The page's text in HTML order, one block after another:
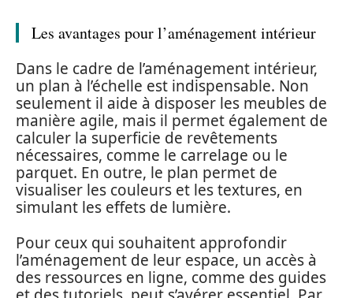
Les avantages pour l’aménagement intérieur
Dans le cadre de l’aménagement intérieur,
un plan à l’échelle est indispensable. Non
seulement il aide à disposer les meubles de
manière agile, mais il permet également de
calculer la superficie de revêtements
nécessaires, comme le carrelage ou le
parquet. En outre, le plan permet de
visualiser les couleurs et les textures, en
simulant les effets de lumière.
Pour ceux qui souhaitent approfondir
l’aménagement de leur espace, un accès à
des ressources en ligne, comme des guides